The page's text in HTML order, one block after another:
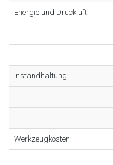
Energie und Druckluft:
Instandhaltung:
Werkzeugkosten: